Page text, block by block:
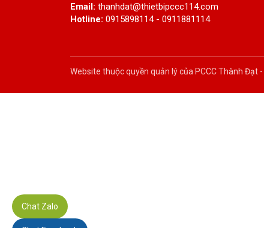
Email: thanhdat@thietbipccc114.com
Hotline: 0915898114 - 0911881114
Website thuộc quyền quản lý của PCCC Thành Đạt
Chat Zalo